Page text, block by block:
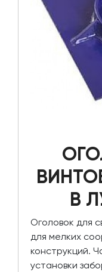
В
Оголовок для
для мелких
конструкций.
установки